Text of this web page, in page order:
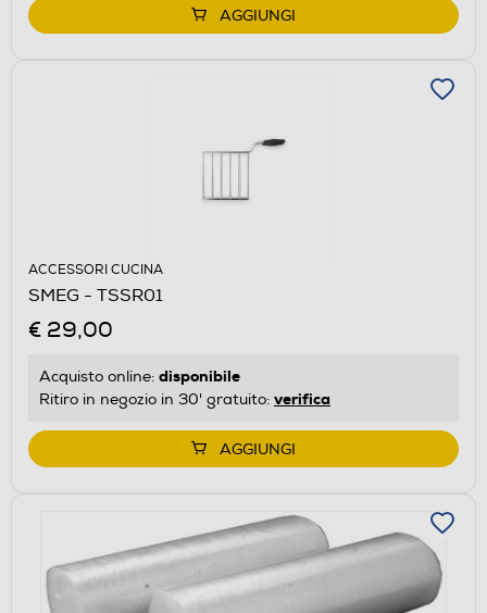
AGGIUNGI
ACCESSORI CUCINA
SMEG - TSSR01
€ 29,00
Acquisto online: disponibile
Ritiro in negozio in 30' gratuito: verifica
AGGIUNGI